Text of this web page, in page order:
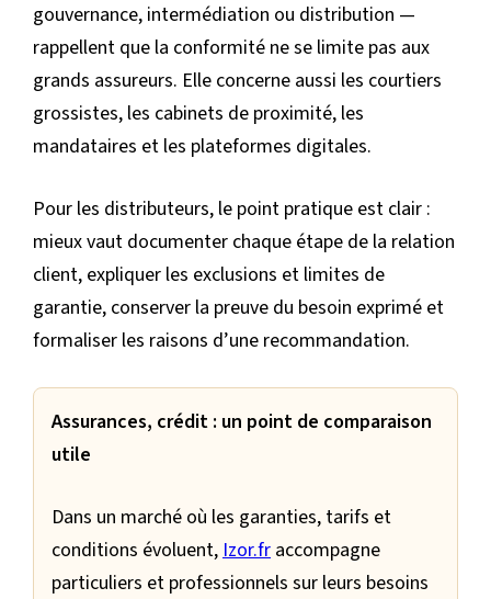
gouvernance, intermédiation ou distribution —
rappellent que la conformité ne se limite pas aux
grands assureurs. Elle concerne aussi les courtiers
grossistes, les cabinets de proximité, les
mandataires et les plateformes digitales.
Pour les distributeurs, le point pratique est clair :
mieux vaut documenter chaque étape de la relation
client, expliquer les exclusions et limites de
garantie, conserver la preuve du besoin exprimé et
formaliser les raisons d’une recommandation.
Assurances, crédit : un point de comparaison
utile
Dans un marché où les garanties, tarifs et
conditions évoluent,Izor.fr accompagne
particuliers et professionnels sur leurs besoins